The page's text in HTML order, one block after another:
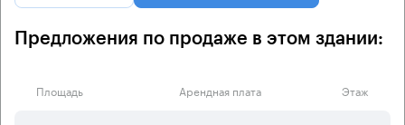
Предложения по продаже в этом здании:
Площадь Арендная плата Этаж